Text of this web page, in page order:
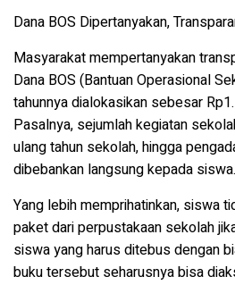
Dana BOS Dipertanyakan,
Masyarakat mempertanyakan
Dana BOS (Bantuan Operasional
tahunnya dialokasikan sebesar
Pasalnya, sejumlah kegiatan
ulang tahun sekolah, hingga
dibebankan langsung kepada siswa.
Yang lebih memprihatinkan, siswa
paket dari perpustakaan sekolah
siswa yang harus ditebus dengan
buku tersebut seharusnya bisa